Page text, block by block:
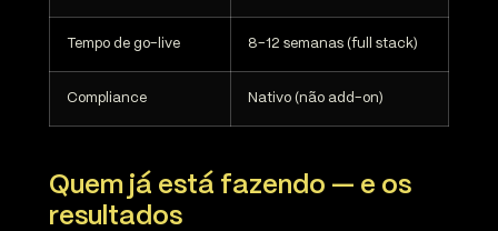
Tempo de go-live 8-12 semanas (full stack)
Compliance Nativo (não add-on)
Quem já está fazendo — e os
resultados